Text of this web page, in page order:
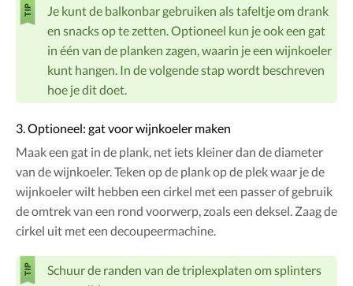
Je kunt de balkonbar gebruiken als tafeltje om drank
en snacks op te zetten. Optioneel kun je ook een gat
in één van de planken zagen, waarin je een wijnkoeler
kunt hangen. In de volgende stap wordt beschreven
hoe je dit doet.
3. Optioneel: gat voor wijnkoeler maken
Maak een gat in de plank, net iets kleiner dan de diameter
van de wijnkoeler. Teken op de plank op de plek waar je de
wijnkoeler wilt hebben een cirkel met een passer of gebruik
de omtrek van een rond voorwerp, zoals een deksel. Zaag de
cirkel uit met een decoupeermachine.
Schuur de randen van de triplexplaten om splinters